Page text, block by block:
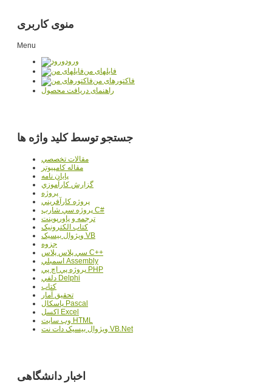
منوی کاربری
Menu
ورود
فایلهای من
فاکتورهای من
راهنمای دریافت محصول
جستجو توسط کلید واژه ها
مقالات تخصصي
مقاله کامپیوتر
پایان نامه
گزارش کارآموزي
پروژه
پروژه کارآفريني
پروژه سي شارپ C#
ترجمه و پاورپوينت
کتاب الکترونيک
ويژوال بيسيک VB
جزوه
سي پلاس پلاس C++
اسمبلي Assembly
پروژه پي اچ پي PHP
دلفي Delphi
کتاب
تحقيق آمار
پاسکال Pascal
اکسل Excel
وب سايت HTML
ويژوال بيسيک دات نت VB.Net
اخبار دانشگاهی